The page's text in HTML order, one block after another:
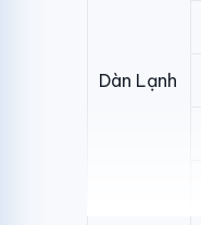
Dàn Lạnh